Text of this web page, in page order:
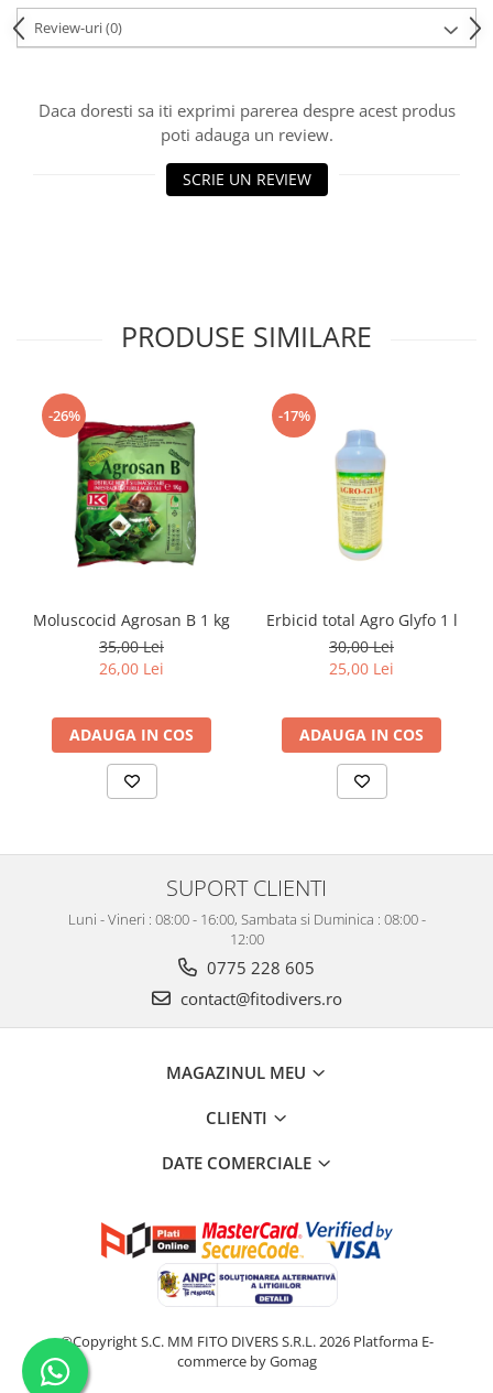
Review-uri(0)
Daca doresti sa iti exprimi parerea despre acest produs
poti adauga un review.
SCRIE UN REVIEW
PRODUSE SIMILARE
-26%
Moluscocid Agrosan B 1 kg
35,00 Lei
26,00 Lei
ADAUGA IN COS
-17%
Erbicid total Agro Glyfo 1 l
30,00 Lei
25,00 Lei
ADAUGA IN COS
SUPORT CLIENTI
Luni - Vineri : 08:00 - 16:00, Sambata si Duminica : 08:00 -
12:00
0775 228 605
contact@fitodivers.ro
MAGAZINUL MEU
CLIENTI
DATE COMERCIALE
©Copyright S.C. MM FITO DIVERS S.R.L. 2026 Platforma E-
commerce by Gomag